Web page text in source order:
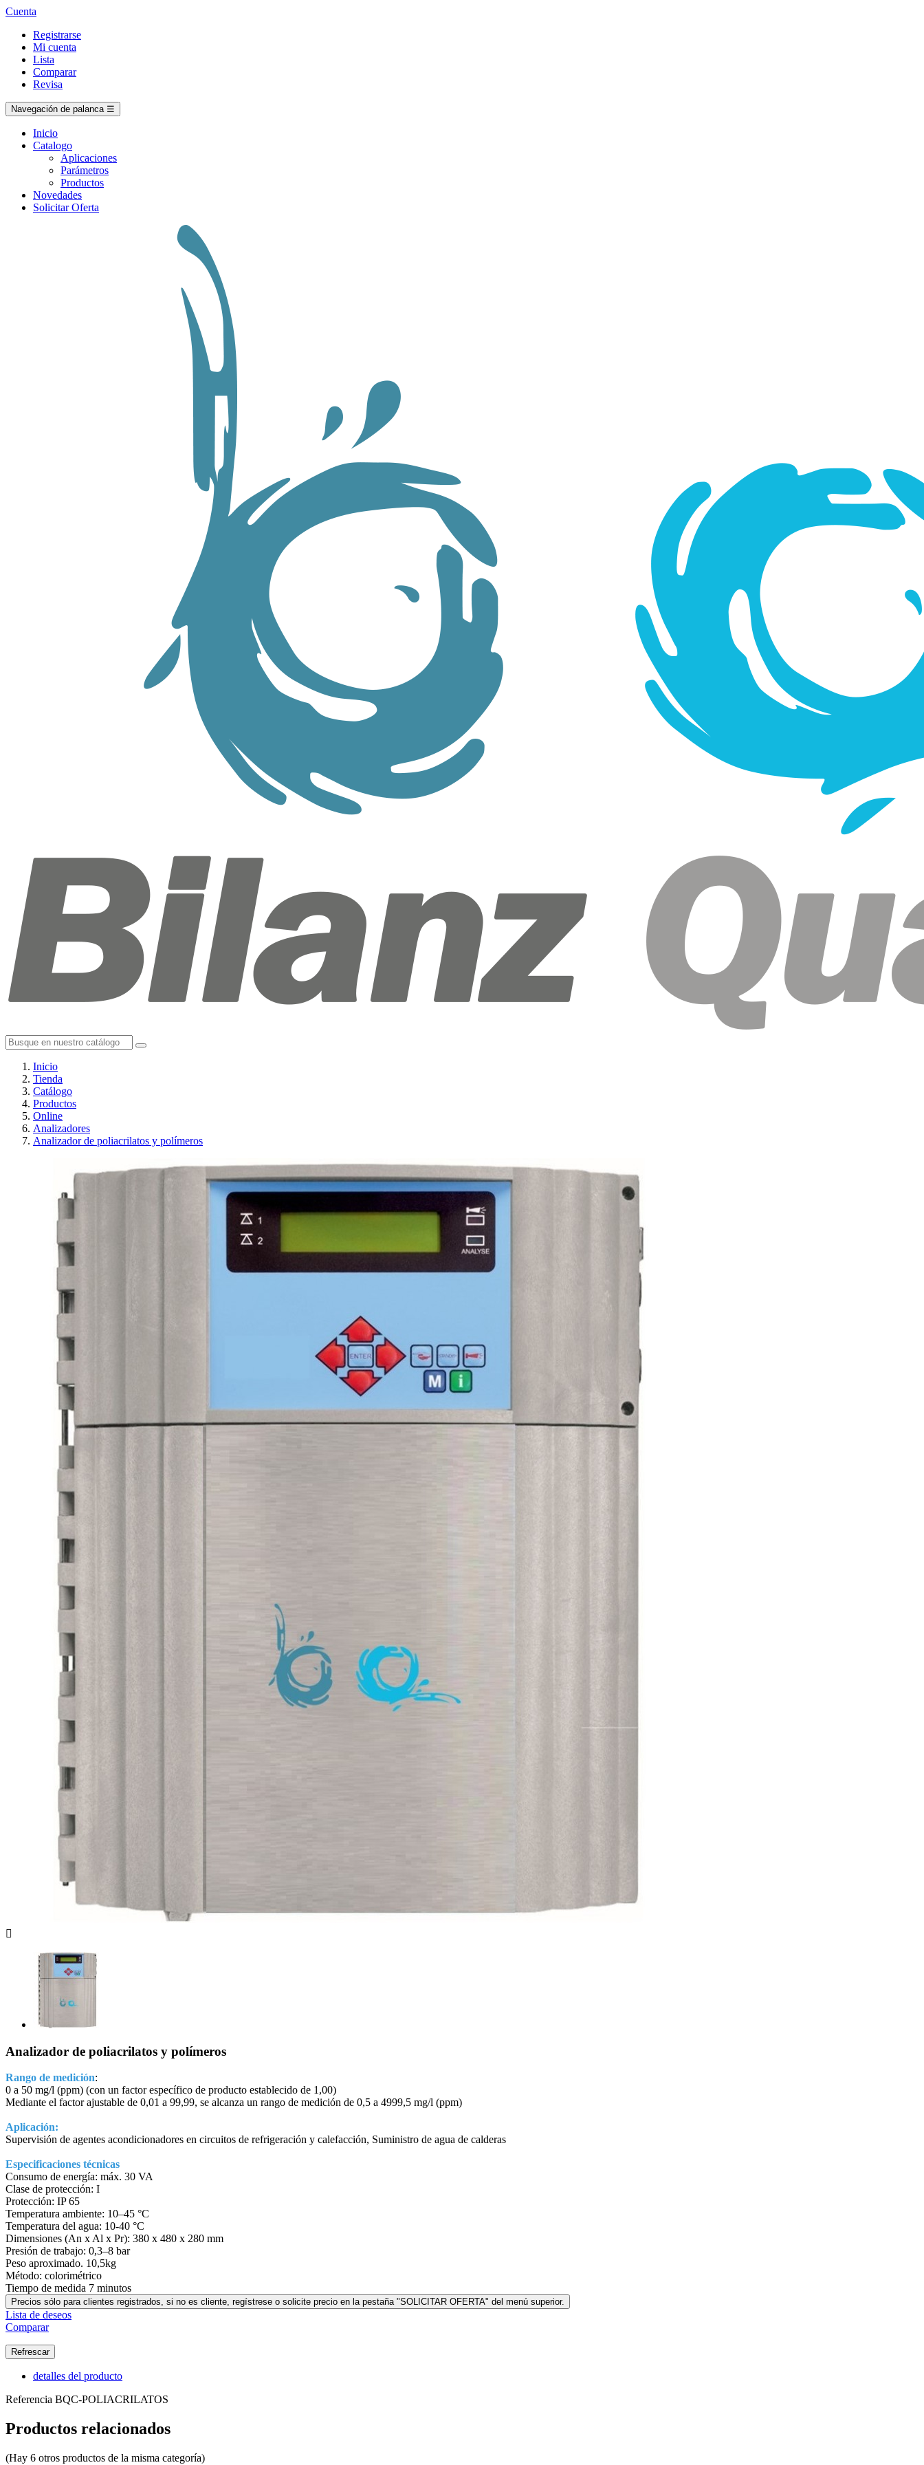
Cuenta
Registrarse
Mi cuenta
Lista
Comparar
Revisa
Navegación de palanca ☰
Inicio
Catalogo
Aplicaciones
Parámetros
Productos
Novedades
Solicitar Oferta
Inicio
Tienda
Catálogo
Productos
Online
Analizadores
Analizador de poliacrilatos y polímeros

Analizador de poliacrilatos y polímeros
Rango de medición:
0 a 50 mg/l (ppm) (con un factor específico de producto establecido de 1,00)
Mediante el factor ajustable de 0,01 a 99,99, se alcanza un rango de medición de 0,5 a 4999,5 mg/l (ppm)
Aplicación:
Supervisión de agentes acondicionadores en circuitos de refrigeración y calefacción, Suministro de agua de calderas
Especificaciones técnicas
Consumo de energía: máx. 30 VA
Clase de protección: I
Protección: IP 65
Temperatura ambiente: 10–45 °C
Temperatura del agua: 10-40 °C
Dimensiones (An x Al x Pr): 380 x 480 x 280 mm
Presión de trabajo: 0,3–8 bar
Peso aproximado. 10,5kg
Método: colorimétrico
Tiempo de medida 7 minutos
Precios sólo para clientes registrados, si no es cliente, regístrese o solicite precio en la pestaña "SOLICITAR OFERTA" del menú superior.
Lista de deseos
Comparar
detalles del producto
Referencia BQC-POLIACRILATOS
Productos relacionados
(Hay 6 otros productos de la misma categoría)